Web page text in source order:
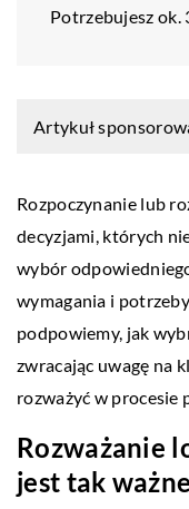
Potrzebujesz ok.
Artykuł
Rozpoczynanie lub
decyzjami, których
wybór
wymagania i
podpowiemy, jak
zwracając uwagę na
rozważyć w procesie
Rozważanie
jest tak